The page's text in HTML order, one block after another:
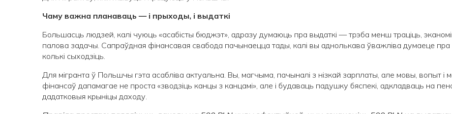
Чаму важна планаваць — і прыходы, і выдаткі
Большасць людзей, калі чуюць «асабісты бюджэт», адразу думаюць пра выдаткі — трэба менш траціць,
палова задачы. Сапраўдная фінансавая свабода пачынаецца тады, калі вы аднолькава ўважліва думаеце пра
колькі сыходзіць.
Для мігранта ў Польшчы гэта асабліва актуальна. Вы, магчыма, пачыналі з нізкай зарплаты, але мовы, вопыт і
фінансаў дапамагае не проста «зводзіць канцы з канцамі», але і будаваць падушку бяспекі, адкладваць на
дадатковыя крыніцы даходу.